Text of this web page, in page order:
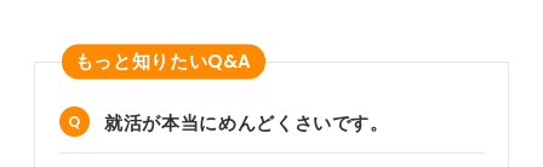
具体的な対策としては、まず志望動機や自己PRなど必ず
聞かれる質問を3〜5個に絞って回答を準備します。
次に、スマートフォンで自分の回答を録音して客観的に
聞いてみる、友人や家族に面接官役を頼んで練習をす
もっと知りたいQ&A
就活が本当にめんどくさいです。